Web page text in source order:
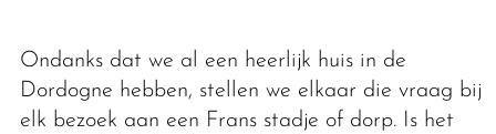
Ondanks dat we al een heerlijk huis in de
Dordogne hebben, stellen we elkaar die vraag bij
elk bezoek aan een Frans stadje of dorp. Is het